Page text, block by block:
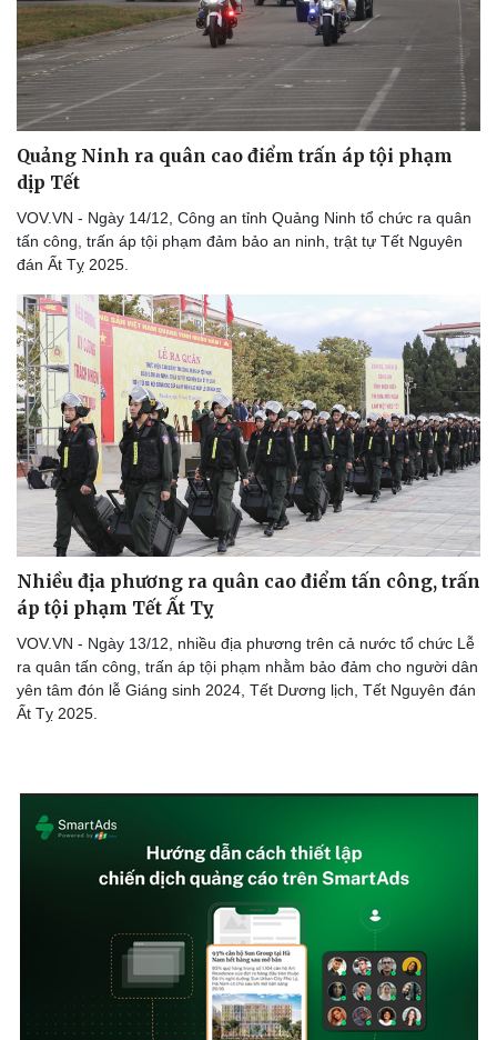
Doanh nghiệp
Thông tin doanh nghiệp
Doanh nghiệp 24h
Doanh nhân
Công nghệ
Sành điệu
Tin Công nghệ
Quảng Ninh ra quân cao điểm trấn áp tội phạm
dịp Tết
VOV.VN - Ngày 14/12, Công an tỉnh Quảng Ninh tổ chức ra quân
tấn công, trấn áp tội phạm đảm bảo an ninh, trật tự Tết Nguyên
đán Ất Tỵ 2025.
Nhiều địa phương ra quân cao điểm tấn công, trấn
áp tội phạm Tết Ất Tỵ
VOV.VN - Ngày 13/12, nhiều địa phương trên cả nước tổ chức Lễ
ra quân tấn công, trấn áp tội phạm nhằm bảo đảm cho người dân
yên tâm đón lễ Giáng sinh 2024, Tết Dương lịch, Tết Nguyên đán
Ất Tỵ 2025.